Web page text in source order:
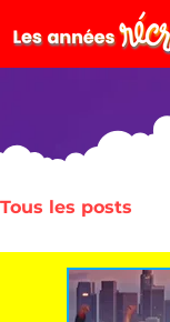
Tous les posts